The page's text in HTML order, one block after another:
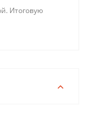
Итоговую